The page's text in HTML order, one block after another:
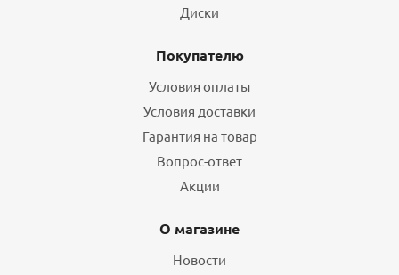
Диски
Покупателю
Условия оплаты
Условия доставки
Гарантия на товар
Вопрос-ответ
Акции
О магазине
Новости